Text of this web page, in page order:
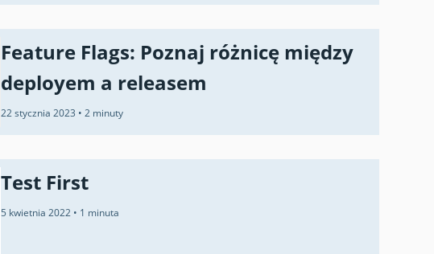
Feature Flags: Poznaj różnicę między
deployem a releasem
22 stycznia 2023 • 2 minuty
Test First
5 kwietnia 2022 • 1 minuta